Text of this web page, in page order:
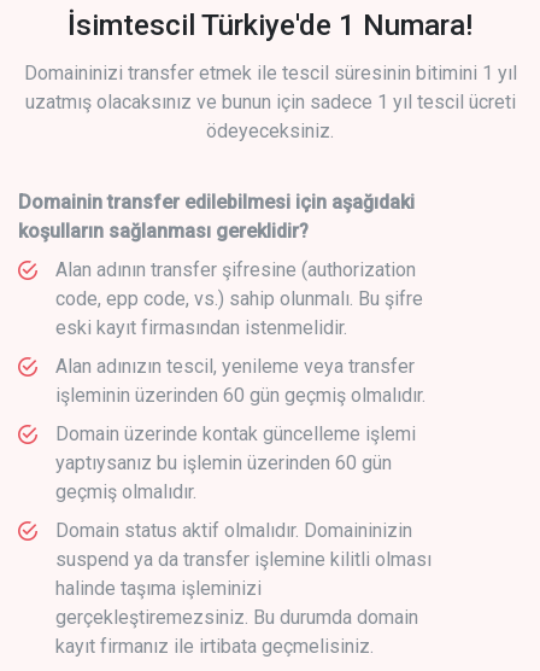
İsimtescil Türkiye'de 1 Numara!
Domaininizi transfer etmek ile tescil süresinin bitimini 1 yıl
uzatmış olacaksınız ve bunun için sadece 1 yıl tescil ücreti
ödeyeceksiniz.
Domainin transfer edilebilmesi için aşağıdaki
koşulların sağlanması gereklidir?
Alan adının transfer şifresine (authorization
code, epp code, vs.) sahip olunmalı. Bu şifre
eski kayıt firmasından istenmelidir.
Alan adınızın tescil, yenileme veya transfer
işleminin üzerinden 60 gün geçmiş olmalıdır.
Domain üzerinde kontak güncelleme işlemi
yaptıysanız bu işlemin üzerinden 60 gün
geçmiş olmalıdır.
Domain status aktif olmalıdır. Domaininizin
suspend ya da transfer işlemine kilitli olması
halinde taşıma işleminizi
gerçekleştiremezsiniz. Bu durumda domain
kayıt firmanız ile irtibata geçmelisiniz.